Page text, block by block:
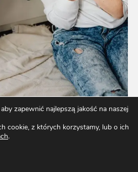
mowy dziecka – porady dla
zapewnić najlepszą jakość na naszej
cookie, z których korzystamy, lub o ich
.